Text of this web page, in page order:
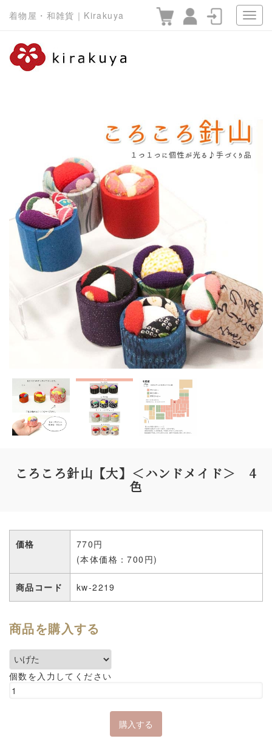
着物屋・和雑貨｜Kirakuya
ころころ針山【大】＜ハンドメイド＞ 4
色
価格
770円
(本体価格：700円)
商品コード kw-2219
商品を購入する
個数を入力してください